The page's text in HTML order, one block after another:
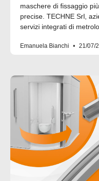
maschere di fissaggio
precise. TECHNE Srl,
servizi integrati di
Emanuela Bianchi 21/07/